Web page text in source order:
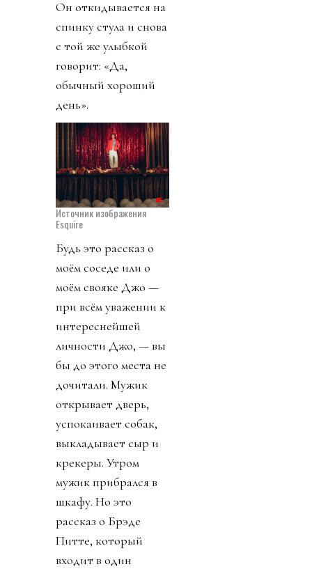
Он откидывается на
спинку стула и снова
с той же улыбкой
говорит: «Да,
обычный хороший
день».
Источник изображения
Esquire
Будь это рассказ о
моём соседе или о
моём свояке Джо —
при всём уважении к
интереснейшей
личности Джо, — вы
бы до этого места не
дочитали. Мужик
открывает дверь,
успокаивает собак,
выкладывает сыр и
крекеры. Утром
мужик прибрался в
шкафу. Но это
рассказ о Брэде
Питте, который
входит в один